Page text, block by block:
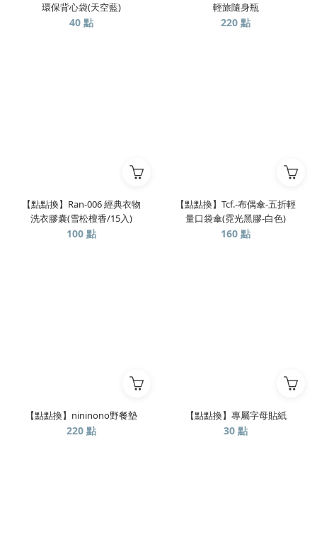
環保背心袋(天空藍)
40 點
輕旅隨身瓶
220 點
【點點換】Ran-006 經典衣物
洗衣膠囊(雪松檀香/15入)
100 點
【點點換】Tcf.-布偶傘-五折輕
量口袋傘(霓光黑膠-白色)
160 點
【點點換】nininono野餐墊
220 點
【點點換】專屬字母貼紙
30 點